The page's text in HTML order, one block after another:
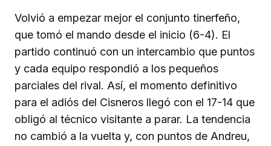
Volvió a empezar mejor el conjunto tinerfeño,
que tomó el mando desde el inicio (6-4). El
partido continuó con un intercambio que puntos
y cada equipo respondió a los pequeños
parciales del rival. Así, el momento definitivo
para el adiós del Cisneros llegó con el 17-14 que
obligó al técnico visitante a parar. La tendencia
no cambió a la vuelta y, con puntos de Andreu,